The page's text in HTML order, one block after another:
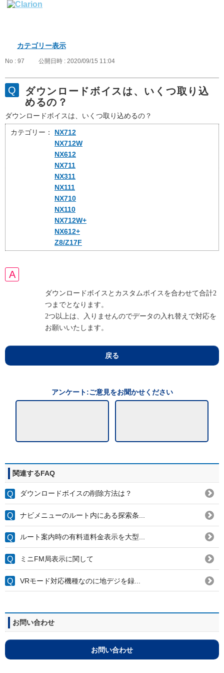
カテゴリー表示
No : 97 公開日時 : 2020/09/15 11:04
ダウンロードボイスは、いくつ取り込
めるの？
ダウンロードボイスは、いくつ取り込めるの？
カテゴリー：
NX712
NX712W
NX612
NX711
NX311
NX111
NX710
NX110
NX712W+
NX612+
Z8/Z17F
ダウンロードボイスとカスタムボイスを合わせて合計2
つまでとなります。
2つ以上は、入りませんのでデータの入れ替えで対応を
お願いいたします。
戻る
アンケート:ご意見をお聞かせください
関連するFAQ
ダウンロードボイスの削除方法は？
ナビメニューのルート内にある探索条...
ルート案内時の有料道料金表示を大型...
ミニFM局表示に関して
VRモード対応機種なのに地デジを録...
お問い合わせ
お問い合わせ